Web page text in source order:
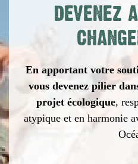
DEVENEZ
En apportant votre
vous devenez pilier
projet écologique,
atypique et en harmonie